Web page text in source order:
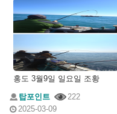
홍도 3월9일 일요일 조황
탑포인트
222
2025-03-09